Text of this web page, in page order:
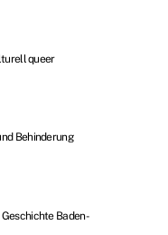
queer
Behinderung
Geschichte Baden-